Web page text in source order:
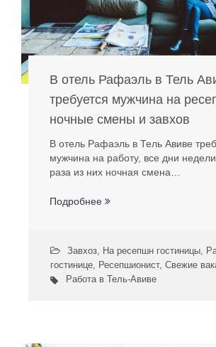
В отель Рафаэль в Тель
требуется мужчина на
ночные смены и завхов
В отель Рафаэль в Тель Авиве
мужчина на работу, все дни
раза из них ночная смена…
Подробнее
Завхоз, На ресепшн гостиницы,
гостинице, Ресепшионист, Свежие
Работа в Тель-Авиве